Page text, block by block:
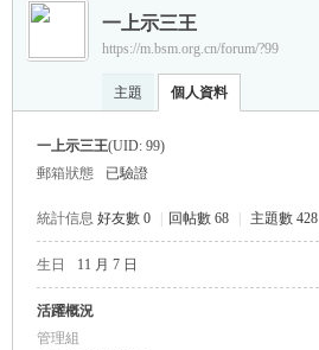
›
一上示三王
https://m.bsm.org.cn/forum/?99
主題 個人資料
一上示三王(UID: 99)
郵箱狀態
已驗證
統計信息 好友數 0 回帖數 68 主題數 428
生日 11 月 7 日
活躍概況
管理組